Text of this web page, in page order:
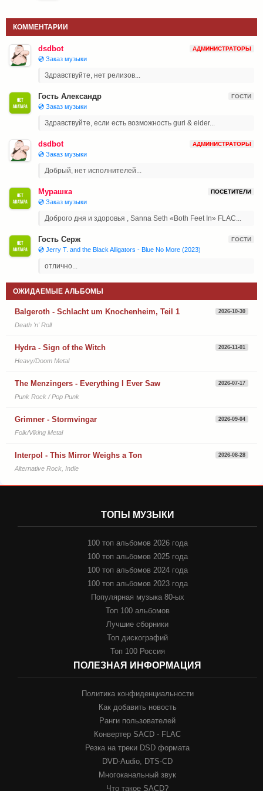
КОММЕНТАРИИ
dsdbot АДМИНИСТРАТОРЫ
💿 Заказ музыки
Здравствуйте, нет релизов...
Гость Александр ГОСТИ
💿 Заказ музыки
Здравствуйте, если есть возможность guri & eider...
dsdbot АДМИНИСТРАТОРЫ
💿 Заказ музыки
Добрый, нет исполнителей...
Мурашка ПОСЕТИТЕЛИ
💿 Заказ музыки
Доброго дня и здоровья , Sanna Seth «Both Feet In» FLAC...
Гость Серж ГОСТИ
💿 Jerry T. and the Black Alligators - Blue No More (2023)
отлично...
ОЖИДАЕМЫЕ АЛЬБОМЫ
Balgeroth - Schlacht um Knochenheim, Teil 1 2026-10-30
Death 'n' Roll
Hydra - Sign of the Witch 2026-11-01
Heavy/Doom Metal
The Menzingers - Everything I Ever Saw 2026-07-17
Punk Rock / Pop Punk
Grimner - Stormvingar 2026-09-04
Folk/Viking Metal
Interpol - This Mirror Weighs a Ton 2026-08-28
Alternative Rock, Indie
ТОПЫ МУЗЫКИ
100 топ альбомов 2026 года
100 топ альбомов 2025 года
100 топ альбомов 2024 года
100 топ альбомов 2023 года
Популярная музыка 80-ых
Топ 100 альбомов
Лучшие сборники
Топ дискографий
Топ 100 Россия
ПОЛЕЗНАЯ ИНФОРМАЦИЯ
Политика конфиденциальности
Как добавить новость
Ранги пользователей
Конвертер SACD - FLAC
Резка на треки DSD формата
DVD-Audio, DTS-CD
Многоканальный звук
Что такое SACD?